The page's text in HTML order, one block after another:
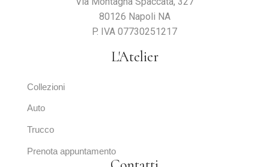
80126 Napoli NA
P. IVA 07730251217
L'Atelier
Collezioni
Auto
Trucco
Prenota appuntamento